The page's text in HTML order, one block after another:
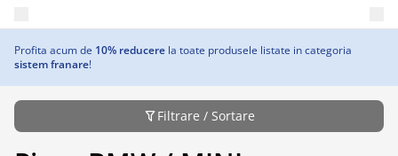
Profita acum de 10% reducere la toate produsele listate in categoria
sistem franare!
Filtrare / Sortare